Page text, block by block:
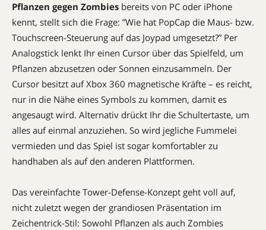
Pflanzen gegen Zombies bereits von PC oder iPhone
kennt, stellt sich die Frage: ”Wie hat PopCap die Maus- bzw.
Touchscreen-Steuerung auf das ­Joypad umgesetzt?” Per
Analogstick lenkt Ihr einen Cursor über das Spielfeld, um
Pflanzen abzusetzen oder Sonnen einzusammeln. Der
Cursor besitzt auf Xbox 360 magnetische Kräfte – es reicht,
nur in die Nähe eines Symbols zu kommen, damit es
angesaugt wird. Alternativ drückt Ihr die Schultertaste, um
alles auf einmal anzuziehen. So wird jegliche Fummelei
vermieden und das Spiel ist sogar komfortabler zu
handhaben als auf den anderen Plattformen.
Das vereinfachte Tower-Defense-Konzept geht voll auf,
nicht zuletzt wegen der grandiosen Präsentation im
Zeichentrick-Stil: Sowohl Pflanzen als auch Zombies